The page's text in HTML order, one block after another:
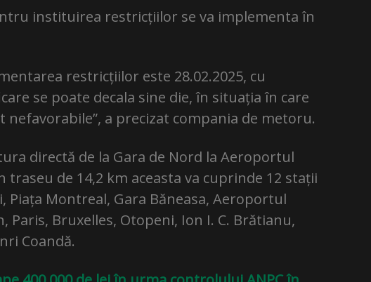
instituirea restricțiilor se va implementa în
restricțiilor este 28.02.2025, cu
se poate decala sine die, în situația în care
a precizat compania de metoru.
directă de la Gara de Nord la Aeroportul
de 14,2 km aceasta va cuprinde 12 stații
Piața Montreal, Gara Băneasa, Aeroportul
Paris, Bruxelles, Otopeni, Ion I. C. Brătianu,
Coandă.